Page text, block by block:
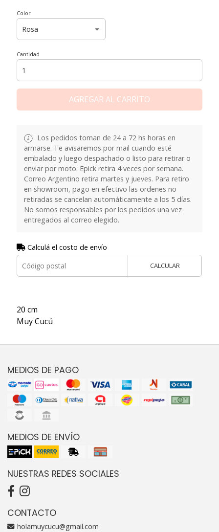
Color
Cantidad
AGREGAR AL CARRITO
Los pedidos toman de 24 a 72 hs horas en
armarse. Te avisaremos por mail cuando esté
embalado y luego despachado o listo para retirar o
enviar por moto. Epick retira 4 veces por semana.
Correo Argentino retira martes y jueves. Para retiro
en showroom, pago en efectivo las ordenes no
retiradas se cancelan automáticamente a los 5 días.
No somos responsables por los pedidos una vez
entregados al correo elegido.
Calculá el costo de envío
CALCULAR
20 cm
Muy Cucú
MEDIOS DE PAGO
MEDIOS DE ENVÍO
NUESTRAS REDES SOCIALES
CONTACTO
holamuycucu@gmail.com